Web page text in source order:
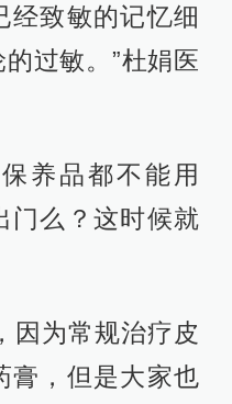
经致敏的记忆细
过敏。”杜娟医
养品都不能用
门么？这时候就
因为常规治疗皮
膏，但是大家也